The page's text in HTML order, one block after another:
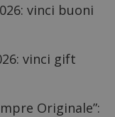
: vinci buoni
: vinci gift
Originale”: